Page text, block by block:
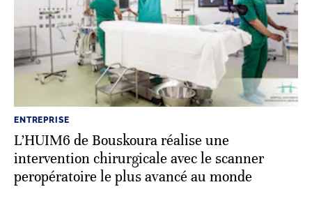
ENTREPRISE
L’HUIM6 de Bouskoura réalise une
intervention chirurgicale avec le scanner
peropératoire le plus avancé au monde